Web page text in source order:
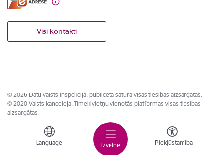
Izvēlne
Language Piekļūstamība
Visi kontakti
© 2026 Datu valsts inspekcija, publicētā satura visas tiesības aizsargātas.
© 2020 Valsts kanceleja, Tīmekļvietņu vienotās platformas visas tiesības
aizsargātas.